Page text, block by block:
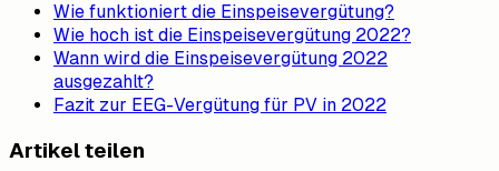
Wie funktioniert die Einspeisevergütung?
Wie hoch ist die Einspeisevergütung 2022?
Wann wird die Einspeisevergütung 2022
ausgezahlt?
Fazit zur EEG-Vergütung für PV in 2022
Artikel teilen